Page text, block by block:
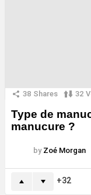
38 Shares 32
Type de
manucure ?
by Zoé Morgan
32